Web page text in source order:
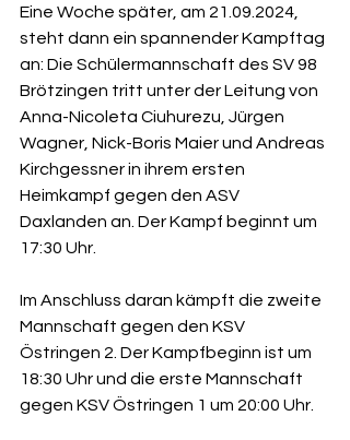
Eine Woche später, am 21.09.2024,
steht dann ein spannender Kampftag
an: Die Schülermannschaft des SV 98
Brötzingen tritt unter der Leitung von
Anna-Nicoleta Ciuhurezu, Jürgen
Wagner, Nick-Boris Maier und Andreas
Kirchgessner in ihrem ersten
Heimkampf gegen den ASV
Daxlanden an. Der Kampf beginnt um
17:30 Uhr.
Im Anschluss daran kämpft die zweite
Mannschaft gegen den KSV
Östringen 2. Der Kampfbeginn ist um
18:30 Uhr und die erste Mannschaft
gegen KSV Östringen 1 um 20:00 Uhr.